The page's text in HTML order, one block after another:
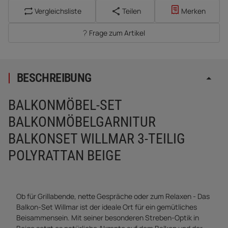
Vergleichsliste Teilen Merken
Frage zum Artikel
BESCHREIBUNG
BALKONMÖBEL-SET
BALKONMÖBELGARNITUR
BALKONSET WILLMAR 3-TEILIG
POLYRATTAN BEIGE
Ob für Grillabende, nette Gespräche oder zum Relaxen - Das
Balkon-Set Willmar ist der ideale Ort für ein gemütliches
Beisammensein. Mit seiner besonderen Streben-Optik in